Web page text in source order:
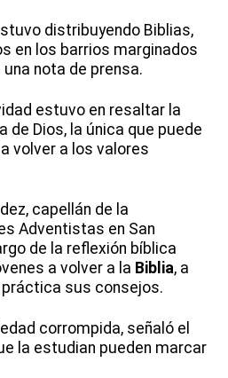
distribuyendo Biblias,
en los barrios marginados
nota de prensa.
estuvo en resaltar la
de Dios, la única que puede
volver a los valores
capellán de la
Adventistas en San
de la reflexión bíblica
a volver a la Biblia, a
sus consejos.
corrompida, señaló el
la estudian pueden marcar